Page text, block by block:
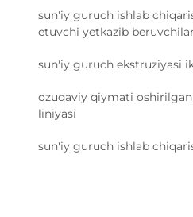
sun'iy guruch ishlab
etuvchi yetkazib beruvchilar
sun'iy guruch ekstruziyasi
ozuqaviy qiymati
liniyasi
sun'iy guruch ishlab